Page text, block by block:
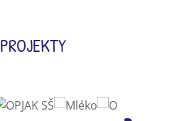
PROJEKTY